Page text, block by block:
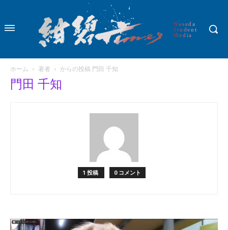
Waseda
Student
Media
ホーム 著者 からの投稿 門田 千知
門田 千知
1 投稿 0 コメント